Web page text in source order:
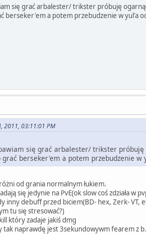
się grać arbalester/ trikster próbuję
berseker'em a potem przebudzenie w yul'a
2011, 03:11:01 PM
się grać arbalester/ trikster próbuję
grać berseker'em a potem przebudzenie
od grania normalnym łukiem.
się jedynie na PvE(ok slow coś zdziała w
inny debuff przed biciem(BD- hex, Zerk- VT,
tu się stresować?)
który zadaje jakiś dmg
tak naprawdę jest 3sekundowywm fearem z